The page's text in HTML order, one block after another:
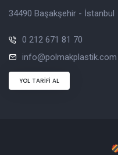
34490 Başakşehir - İstanbul
0 212 671 81 70
info@polmakplastik.com
YOL TARİFİ AL